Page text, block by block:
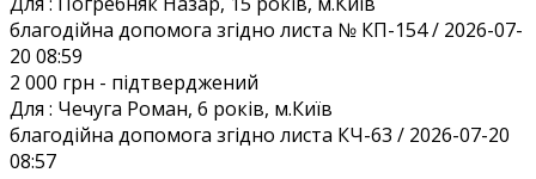
благодійна допомога згідно листа № КП-154 / 2026-07-
20 08:59
2 000 грн - підтверджений
Для : Чечуга Роман, 6 років, м.Київ
благодійна допомога згідно листа КЧ-63 / 2026-07-20
08:57